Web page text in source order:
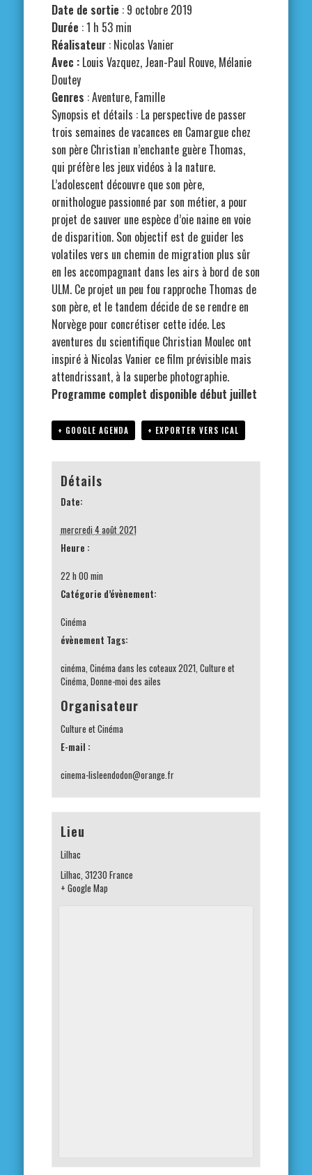
Date de sortie : 9 octobre 2019
Durée : 1 h 53 min
Réalisateur : Nicolas Vanier
Avec : Louis Vazquez, Jean-Paul Rouve, Mélanie
Doutey
Genres : Aventure, Famille
Synopsis et détails : La perspective de passer
trois semaines de vacances en Camargue chez
son père Christian n’enchante guère Thomas,
qui préfère les jeux vidéos à la nature.
L’adolescent découvre que son père,
ornithologue passionné par son métier, a pour
projet de sauver une espèce d’oie naine en voie
de disparition. Son objectif est de guider les
volatiles vers un chemin de migration plus sûr
en les accompagnant dans les airs à bord de son
ULM. Ce projet un peu fou rapproche Thomas de
son père, et le tandem décide de se rendre en
Norvège pour concrétiser cette idée. Les
aventures du scientifique Christian Moulec ont
inspiré à Nicolas Vanier ce film prévisible mais
attendrissant, à la superbe photographie.
Programme complet disponible début juillet
+ GOOGLE AGENDA + EXPORTER VERS ICAL
Détails
Date:
mercredi 4 août 2021
Heure :
22 h 00 min
Catégorie d’évènement:
Cinéma
évènement Tags:
cinéma Cinéma dans les coteaux 2021 Culture et
Cinéma Donne-moi des ailes
Organisateur
Culture et Cinéma
E-mail :
cinema-lisleendodon@orange.fr
Lieu
Lilhac
Lilhac 31230 France
+ Google Map